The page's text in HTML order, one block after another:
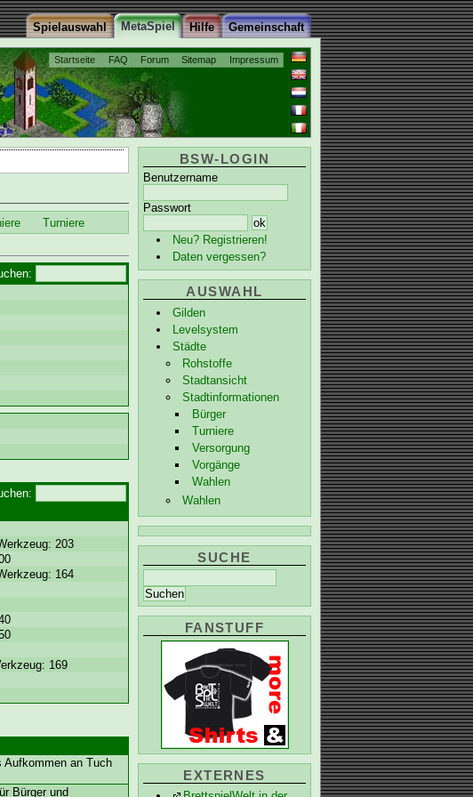
Startseite FAQ Forum Sitemap Impressum
Gemeinschaft
Hilfe
MetaSpiel
Spielauswahl
BSW-LOGIN
Benutzername
Passwort
Neu? Registrieren!
Daten vergessen?
AUSWAHL
Gilden
Levelsystem
Städte
Rohstoffe
Stadtansicht
Stadtinformationen
Bürger
Turniere
Versorgung
Vorgänge
Wahlen
Wahlen
SUCHE
FANSTUFF
EXTERNES
Turniere
203
164
169
Aufkommen an Tuch
Bürger und